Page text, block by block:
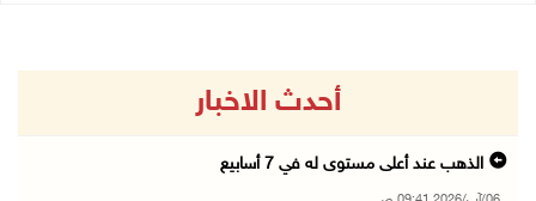
أحدث الاخبار
الذهب عند أعلى مستوى له في 7 أسابيع